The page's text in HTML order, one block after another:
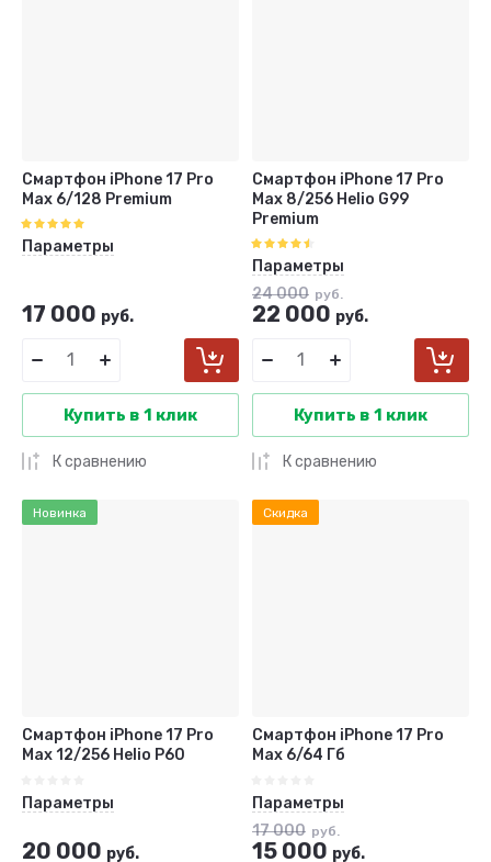
Смартфон iPhone 17 Pro
Max 6/128 Premium
Параметры
17 000 руб.
Купить в 1 клик
К сравнению
Смартфон iPhone 17 Pro
Max 8/256 Helio G99
Premium
Параметры
24 000 руб.
22 000 руб.
Купить в 1 клик
К сравнению
Новинка
Смартфон iPhone 17 Pro
Max 12/256 Helio P60
Параметры
20 000 руб.
Скидка
Смартфон iPhone 17 Pro
Max 6/64 Гб
Параметры
17 000 руб.
15 000 руб.